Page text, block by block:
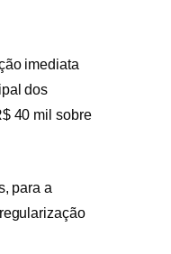
imediata
dos
40 mil sobre
para a